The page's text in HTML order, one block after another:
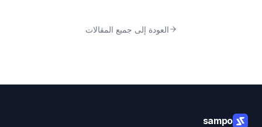
العودة إلى جميع المقالات
sampo